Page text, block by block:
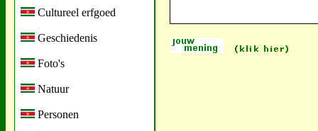
Cultureel erfgoed
Geschiedenis
Foto's
Natuur
Personen